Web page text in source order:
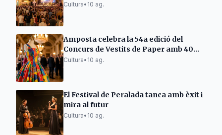
Cultura• 10 ag.
Amposta celebra la 54a edició del
Concurs de Vestits de Paper amb 40
creacions
Cultura• 10 ag.
El Festival de Peralada tanca amb èxit i
mira al futur
Cultura• 10 ag.